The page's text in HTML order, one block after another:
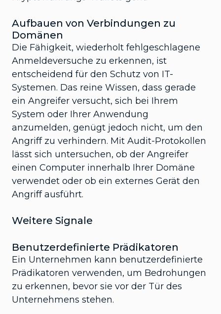
Aufbauen von Verbindungen zu
Domänen
Die Fähigkeit, wiederholt fehlgeschlagene
Anmeldeversuche zu erkennen, ist
entscheidend für den Schutz von IT-
Systemen. Das reine Wissen, dass gerade
ein Angreifer versucht, sich bei Ihrem
System oder Ihrer Anwendung
anzumelden, genügt jedoch nicht, um den
Angriff zu verhindern. Mit Audit-Protokollen
lässt sich untersuchen, ob der Angreifer
einen Computer innerhalb Ihrer Domäne
verwendet oder ob ein externes Gerät den
Angriff ausführt.
Weitere Signale
Benutzerdefinierte Prädikatoren
Ein Unternehmen kann benutzerdefinierte
Prädikatoren verwenden, um Bedrohungen
zu erkennen, bevor sie vor der Tür des
Unternehmens stehen.